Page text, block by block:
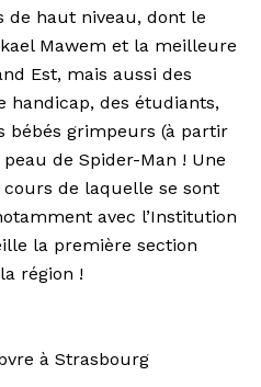
de haut niveau, dont le
Mawem et la meilleure
Est, mais aussi des
handicap, des étudiants,
bébés grimpeurs (à partir
de Spider-Man ! Une
de laquelle se sont
avec l’Institution
la première section
région !
à Strasbourg